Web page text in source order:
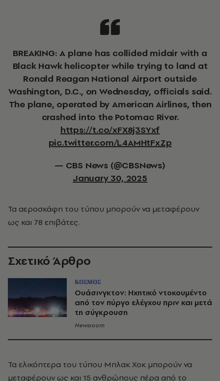
BREAKING: A plane has collided midair with a
Black Hawk helicopter while trying to land at
Ronald Reagan National Airport outside
Washington, D.C., on Wednesday, officials said.
The plane, operated by American Airlines, then
crashed into the Potomac River.
https://t.co/xFX8j3SYxf
pic.twitter.com/L4AMHtFxZp
— CBS News (@CBSNews)
January 30, 2025
Τα αεροσκάφη του τύπου μπορούν να μεταφέρουν
ως και 78 επιβάτες.
Σχετικό Άρθρο
ΚΟΣΜΟΣ
Ουάσινγκτον: Ηχητικό ντοκουμέντο
από τον πύργο ελέγχου πριν και μετά
τη σύγκρουση
Newsroom
Τα ελικόπτερα του τύπου Μπλακ Χοκ μπορούν να
μεταφέρουν ως και 15 ανθρώπους πέρα από το